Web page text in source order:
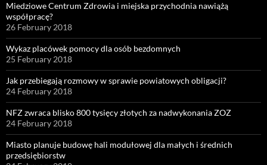
Miedziowe Centrum Zdrowia i miejska przychodnia nawiążą
współpracę?
26 February 2018
Wykaz placówek pomocy dla osób bezdomnych
25 February 2018
Jak przebiegają rozmowy w sprawie powiatowych obligacji?
24 February 2018
NFZ zwraca blisko 800 tysięcy złotych za nadwykonania ZOZ
24 February 2018
Miasto planuje budowę hali modułowej dla małych i średnich
przedsiębiorstw